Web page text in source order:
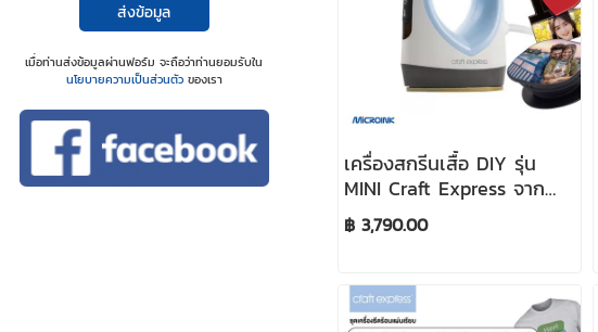
ส่งข้อมูล
เมื่อท่านส่งข้อมูลผ่านฟอร์ม จะถือว่าท่านยอมรับใน
นโยบายความเป็นส่วนตัวของเรา
เครื่องสกรีนเสื้อ DIY รุ่น
MINI Craft Express จาก
Microink (เครื่องเปล่า)
฿ 3,790.00